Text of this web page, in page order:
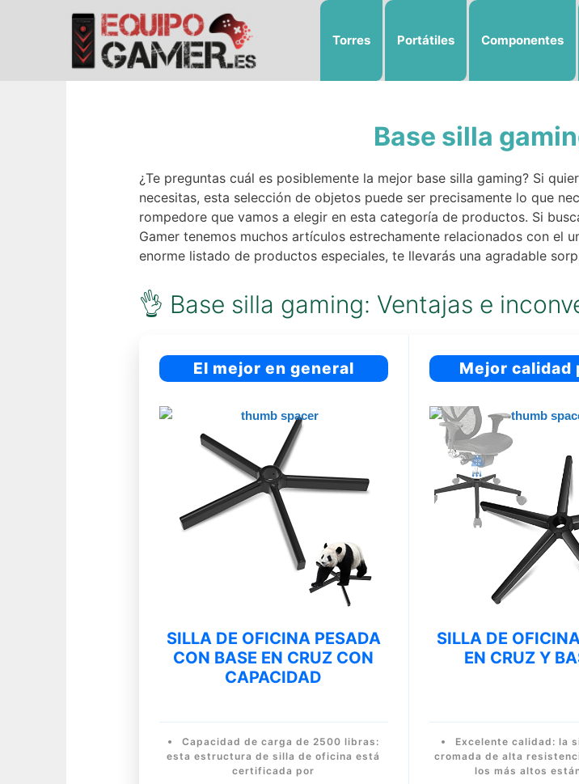
Torres Portátiles Componentes
Base silla
¿Te preguntas cuál es posiblemente la mejor base silla gaming? Si
necesitas, esta selección de objetos puede ser precisamente lo que
rompedore que vamos a elegir en esta categoría de productos. Si
Gamer tenemos muchos artículos estrechamente relacionados con el
enorme listado de productos especiales, te llevarás una agradable
👌 Base silla gaming: Ventajas e
El mejor en general
SILLA DE OFICINA PESADA
CON BASE EN CRUZ CON
CAPACIDAD
Capacidad de carga de 2500 libras:
esta estructura de silla de oficina está
certificada por
Mejor calidad
SILLA DE
EN CRUZ Y
Excelente calidad: la
cromada de alta
los más altos